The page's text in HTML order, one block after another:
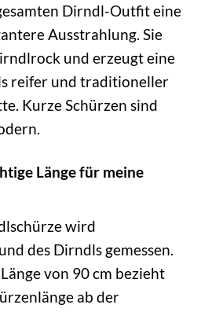
Dirndl-Outfit eine
Ausstrahlung. Sie
und erzeugt eine
reifer und traditioneller
Kurze Schürzen sind
Länge für meine
wird
des Dirndls gemessen.
von 90 cm bezieht
ab der